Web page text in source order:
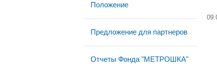
Положение
Предложение для партнеров
Отчеты Фонда "МЕТРОШКА"